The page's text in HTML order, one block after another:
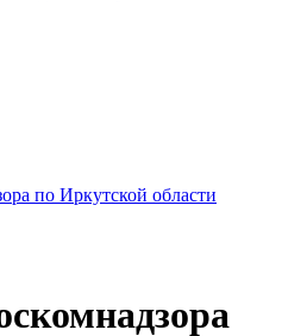
по Иркутской области